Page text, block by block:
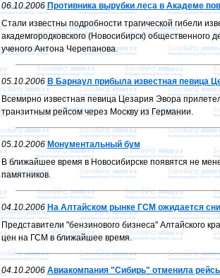
06.10.2006 Противника вырубки леса в Академе
Стали известны подробности трагической гибели
академгородковского (Новосибирск) общественного
ученого Антона Черепанова.
05.10.2006 В Барнаул прибыла известная певица
Всемирно известная певица Цезария Эвора
транзитным рейсом через Москву из Германии.
05.10.2006 Монументальный бум
В ближайшее время в Новосибирске появятся не
памятников.
04.10.2006 На Алтайском рынке ГСМ ожидается
Представители "бензинового бизнеса" Алтайского
цен на ГСМ в ближайшее время.
04.10.2006 Авиакомпания "Сибирь" отменила